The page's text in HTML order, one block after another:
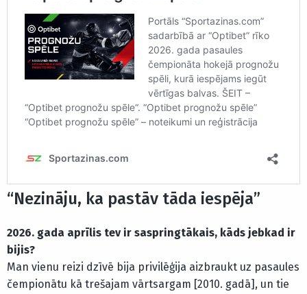
“Nezināju, ka pastāv tāda iespēja”
2026. gada aprīlis tev ir saspringtākais, kāds jebkad ir
bijis?
Man vienu reizi dzīvē bija privilēģija aizbraukt uz pasaules
čempionātu kā trešajam vārtsargam [2010. gadā], un tie